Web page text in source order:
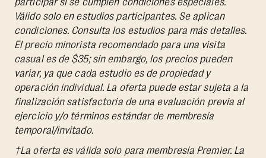
Válido solo en estudios participantes. Se aplican
condiciones. Consulta los estudios para más detalles.
El precio minorista recomendado para una visita
casual es de $35; sin embargo, los precios pueden
variar, ya que cada estudio es de propiedad y
operación individual. La oferta puede estar sujeta a la
finalización satisfactoria de una evaluación previa al
ejercicio y/o términos estándar de membresía
temporal/invitado.
†La oferta es válida solo para membresía Premier. La